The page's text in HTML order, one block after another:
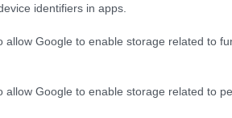
identifiers in apps.
allow Google to enable storage related to
allow Google to enable storage related to